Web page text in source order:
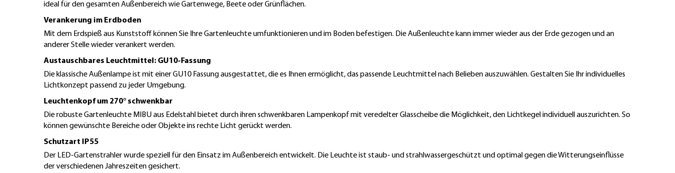
ideal für den gesamten Außenbereich wie Gartenwege, Beete oder Grünflächen.
Verankerung im Erdboden
Mit dem Erdspieß aus Kunststoff können Sie Ihre Gartenleuchte umfunktionieren und im Boden befestigen. Die Außenleuchte kann immer wieder aus der Erde gezogen und an
anderer Stelle wieder verankert werden.
Austauschbares Leuchtmittel: GU10-Fassung
Die klassische Außenlampe ist mit einer GU10 Fassung ausgestattet, die es Ihnen ermöglicht, das passende Leuchtmittel nach Belieben auszuwählen. Gestalten Sie Ihr individuelles
Lichtkonzept passend zu jeder Umgebung.
Leuchtenkopf um 270° schwenkbar
Die robuste Gartenleuchte MIBU aus Edelstahl bietet durch ihren schwenkbaren Lampenkopf mit veredelter Glasscheibe die Möglichkeit, den Lichtkegel individuell auszurichten. So
können gewünschte Bereiche oder Objekte ins rechte Licht gerückt werden.
Schutzart IP55
Der LED-Gartenstrahler wurde speziell für den Einsatz im Außenbereich entwickelt. Die Leuchte ist staub- und strahlwassergeschützt und optimal gegen die Witterungseinflüsse
der verschiedenen Jahreszeiten gesichert.